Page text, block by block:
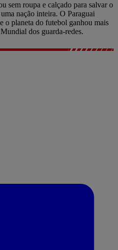
sem roupa e calçado para salvar o
nação inteira. O Paraguai
o planeta do futebol ganhou mais
dos guarda-redes.